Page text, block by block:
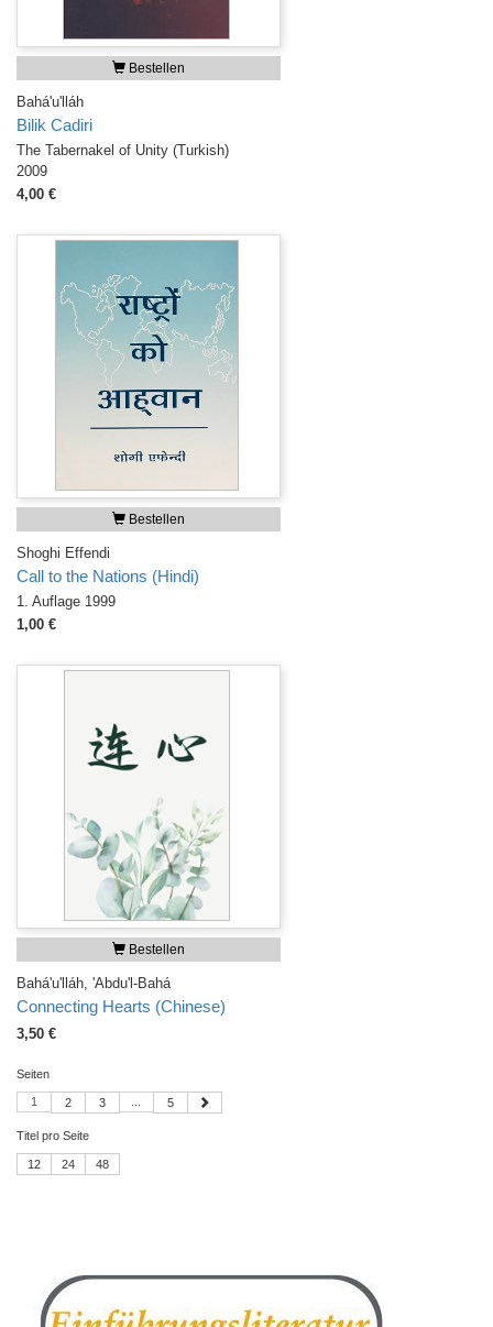
Bestellen
Bahá'u'lláh
Bilik Cadiri
The Tabernakel of Unity (Turkish)
2009
4,00 €
Bestellen
Shoghi Effendi
Call to the Nations (Hindi)
1. Auflage 1999
1,00 €
Bestellen
Bahá'u'lláh, 'Abdu'l-Bahá
Connecting Hearts (Chinese)
3,50 €
Seiten
1 2 3 ... 5
Titel pro Seite
12 24 48